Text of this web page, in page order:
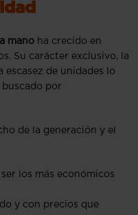
mano ha crecido en
Su carácter exclusivo, la
escasez de unidades lo
por
de la generación y el
ser los más económicos
y con precios que